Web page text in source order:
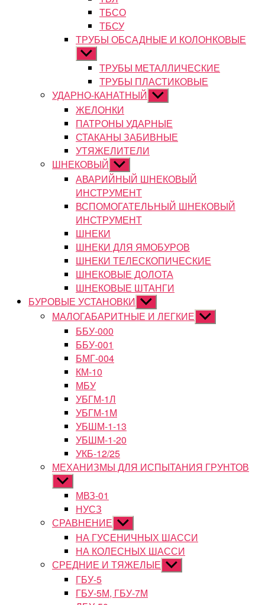
ТБСО
ТБСУ
ТРУБЫ ОБСАДНЫЕ И КОЛОНКОВЫЕ
Показывать
подменюТРУБЫ МЕТАЛЛИЧЕСКИЕ
ТРУБЫ ПЛАСТИКОВЫЕ
УДАРНО-КАНАТНЫЙ Показывать
подменю
ЖЕЛОНКИ
ПАТРОНЫ УДАРНЫЕ
СТАКАНЫ ЗАБИВНЫЕ
УТЯЖЕЛИТЕЛИ
ШНЕКОВЫЙ Показывать
подменю
АВАРИЙНЫЙ ШНЕКОВЫЙ
ИНСТРУМЕНТ
ВСПОМОГАТЕЛЬНЫЙ ШНЕКОВЫЙ
ИНСТРУМЕНТ
ШНЕКИ
ШНЕКИ ДЛЯ ЯМОБУРОВ
ШНЕКИ ТЕЛЕСКОПИЧЕСКИЕ
ШНЕКОВЫЕ ДОЛОТА
ШНЕКОВЫЕ ШТАНГИ
БУРОВЫЕ УСТАНОВКИ Показывать
подменю
МАЛОГАБАРИТНЫЕ И ЛЕГКИЕ Показывать
подменю
ББУ-000
ББУ-001
БМГ-004
КМ-10
МБУ
УБГМ-1Л
УБГМ-1М
УБШМ-1-13
УБШМ-1-20
УКБ-12/25
МЕХАНИЗМЫ ДЛЯ ИСПЫТАНИЯ ГРУНТОВ
Показывать
подменюМВЗ-01
НУСЗ
СРАВНЕНИЕ Показывать
подменю
НА ГУСЕНИЧНЫХ ШАССИ
НА КОЛЕСНЫХ ШАССИ
СРЕДНИЕ И ТЯЖЕЛЫЕ Показывать
подменю
ГБУ-5
ГБУ-5М, ГБУ-7М